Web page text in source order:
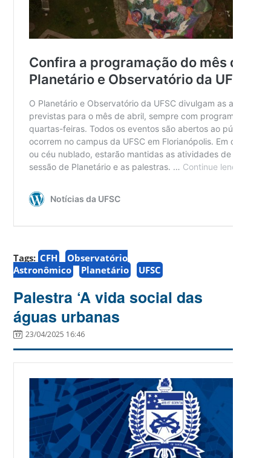
Tags: CFH
Observatório
Astronômico
Planetário UFSC
Palestra ‘A vida social das
águas urbanas
23/04/2025 16:46